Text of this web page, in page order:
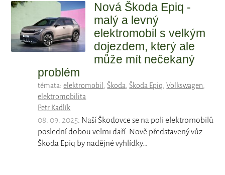
Nová Škoda Epiq -
malý a levný
elektromobil s velkým
dojezdem, který ale
může mít nečekaný
problém
témata:elektromobil ,Škoda,Škoda Epiq,Volkswagen,
elektromobilita
Petr Kadlík
08. 09. 2025: Naší Škodovce se na poli elektromobilů
poslední dobou velmi daří. Nově představený vůz
Škoda Epiq by nadějné vyhlídky…